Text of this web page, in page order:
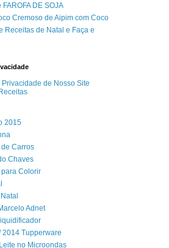
DE SOJA
Cremoso de Aipim com Coco
Receitas de Natal e Faça e
Privacidade de Nosso Site
2015
Carros
Chaves
Colorir
Adnet
2014 Tupperware
no Microondas